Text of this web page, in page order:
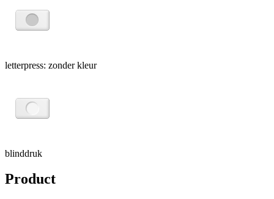
letterpress: zonder kleur
blinddruk
Product